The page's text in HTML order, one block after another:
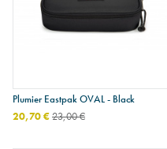
Plumier Eastpak OVAL - Black
20,70 €23,00 €